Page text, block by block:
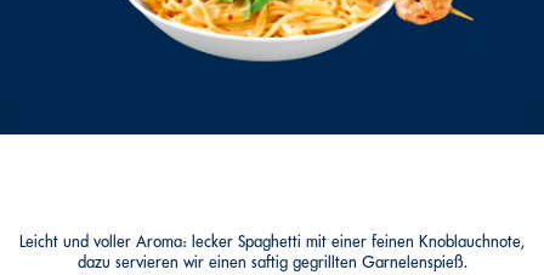
Leicht und voller Aroma: lecker Spaghetti mit einer feinen Knoblauchnote,
dazu servieren wir einen saftig gegrillten Garnelenspieß.